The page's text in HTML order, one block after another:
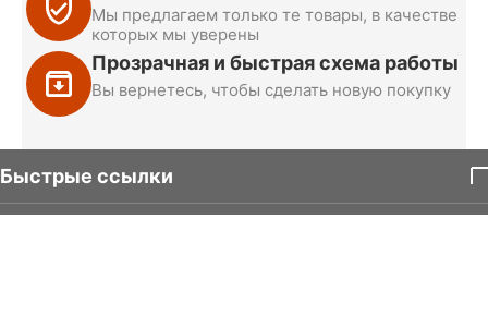
Мы предлагаем только те товары, в качестве
которых мы уверены
Прозрачная и быстрая схема работы
Вы вернетесь, чтобы сделать новую покупку
Быстрые ссылки